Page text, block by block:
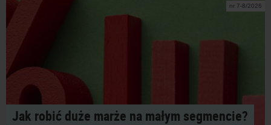
nr 7-8/2026
Jak robić duże marże na małym segmencie?